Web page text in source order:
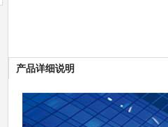
产品详细说明